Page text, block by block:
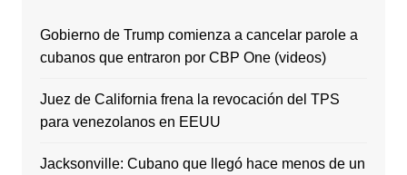
Gobierno de Trump comienza a cancelar parole a
cubanos que entraron por CBP One (videos)
Juez de California frena la revocación del TPS
para venezolanos en EEUU
Jacksonville: Cubano que llegó hace menos de un